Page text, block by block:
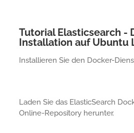
Tutorial Elasticsearch -
Installation auf Ubuntu
Installieren Sie den Docker-
Laden Sie das ElasticSearch
Online-Repository herunter.